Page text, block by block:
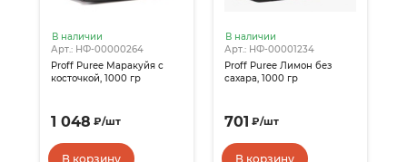
В наличии
Арт.: НФ-00000264
Proff Puree Маракуйя с
косточкой, 1000 гр
1 048 ₽/шт
В корзину
В наличии
Арт.: НФ-00001234
Proff Puree Лимон без
сахара, 1000 гр
701 ₽/шт
В корзину